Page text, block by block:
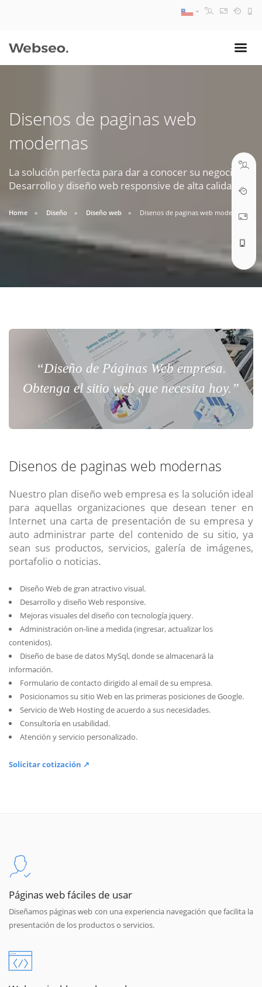
Disenos de paginas web
modernas
La solución perfecta para dar a conocer su negocio.
Desarrollo y diseño web responsive de alta calidad.
Home Diseño Diseño web Disenos de paginas web modernas
“Diseño de Páginas Web empresa.
Obtenga el sitio web que necesita hoy.”
Disenos de paginas web modernas
Nuestro plan diseño web empresa es la solución ideal
para aquellas organizaciones que desean tener en
Internet una carta de presentación de su empresa y
auto administrar parte del contenido de su sitio, ya
sean sus productos, servicios, galería de imágenes,
portafolio o noticias.
Diseño Web de gran atractivo visual.
Desarrollo y diseño Web responsive.
Mejoras visuales del diseño con tecnología jquery.
Administración on-line a medida (ingresar, actualizar los
contenidos).
Diseño de base de datos MySql, donde se almacenará la
información.
Formulario de contacto dirigido al email de su empresa.
Posicionamos su sitio Web en las primeras posiciones de Google.
Servicio de Web Hosting de acuerdo a sus necesidades.
Consultoría en usabilidad.
Atención y servicio personalizado.
Solicitar cotización ↗
Páginas web fáciles de usar
Diseñamos páginas web con una experiencia navegación que facilita la
presentación de los productos o servicios.
09:30 AM A 18:30 PM
soporte@webseo.cl